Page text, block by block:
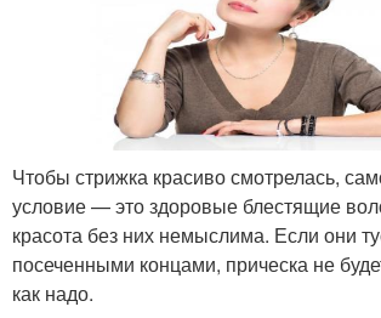
Чтобы стрижка красиво смотрелась,
условие — это здоровые блестящие
красота без них немыслима. Если они
посеченными концами, прическа не
как надо.